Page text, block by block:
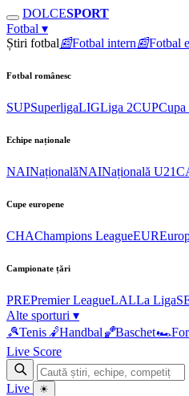
DOLCESPORT
Fotbal ▾
Știri fotbal📰Fotbal intern📰Fotbal
Fotbal românesc
SUPSuperligaLIGLiga 2CUPCupa
Echipe naționale
NAINaționalăNAINațională U21
Cupe europene
CHAChampions LeagueEUR
Campionate țări
PREPremier LeagueLALLa Liga
Alte sporturi ▾
🎾Tenis 🤾Handbal🏀Baschet🏎
Live Score
Live ☀